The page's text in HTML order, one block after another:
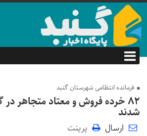
فرمانده انتظامی شهرستان گنبد
۸۲ خرده فروش و معتاد متجاهر
شدند
ارسال پرینت